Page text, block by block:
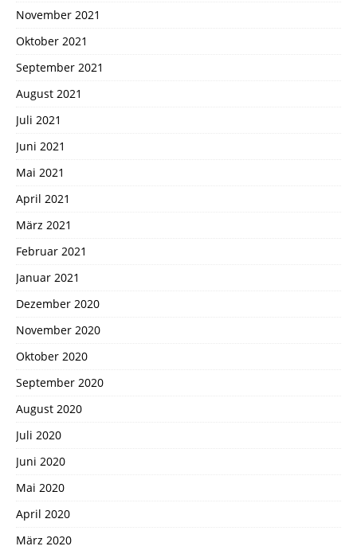
November 2021
Oktober 2021
September 2021
August 2021
Juli 2021
Juni 2021
Mai 2021
April 2021
März 2021
Februar 2021
Januar 2021
Dezember 2020
November 2020
Oktober 2020
September 2020
August 2020
Juli 2020
Juni 2020
Mai 2020
April 2020
März 2020